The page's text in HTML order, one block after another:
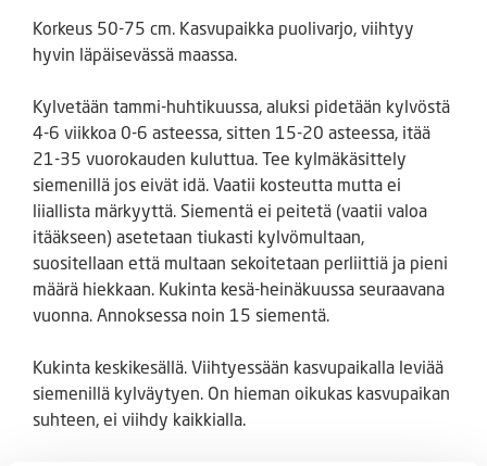
Korkeus 50-75 cm. Kasvupaikka puolivarjo, viihtyy
hyvin läpäisevässä maassa.
Kylvetään tammi-huhtikuussa, aluksi pidetään kylvöstä
4-6 viikkoa 0-6 asteessa, sitten 15-20 asteessa, itää
21-35 vuorokauden kuluttua. Tee kylmäkäsittely
siemenillä jos eivät idä. Vaatii kosteutta mutta ei
liiallista märkyyttä. Siementä ei peitetä (vaatii valoa
itääkseen) asetetaan tiukasti kylvömultaan,
suositellaan että multaan sekoitetaan perliittiä ja pieni
määrä hiekkaan. Kukinta kesä-heinäkuussa seuraavana
vuonna. Annoksessa noin 15 siementä.
Kukinta keskikesällä. Viihtyessään kasvupaikalla leviää
siemenillä kylväytyen. On hieman oikukas kasvupaikan
suhteen, ei viihdy kaikkialla.